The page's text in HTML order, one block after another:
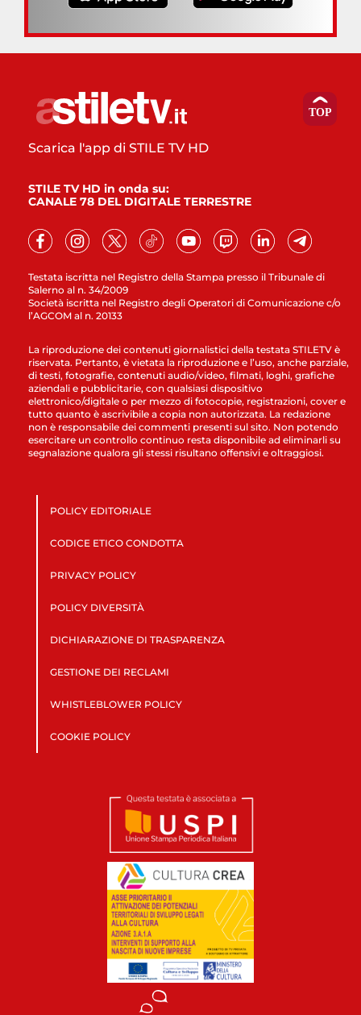
Testata iscritta nel Registro della Stampa presso il Tribunale di
Salerno al n. 34/2009
Società iscritta nel Registro degli Operatori di Comunicazione c/o
l’AGCOM al n. 20133
Scarica l'app di STILE TV HD
STILE TV HD in onda su:
CANALE 78 DEL DIGITALE TERRESTRE
La riproduzione dei contenuti giornalistici della testata STILETV è
riservata. Pertanto, è vietata la riproduzione e l’uso, anche parziale,
di testi, fotografie, contenuti audio/video, filmati, loghi, grafiche
aziendali e pubblicitarie, con qualsiasi dispositivo
elettronico/digitale o per mezzo di fotocopie, registrazioni, cover e
tutto quanto è ascrivibile a copia non autorizzata. La redazione
non è responsabile dei commenti presenti sul sito. Non potendo
esercitare un controllo continuo resta disponibile ad eliminarli su
segnalazione qualora gli stessi risultano offensivi e oltraggiosi.
POLICY EDITORIALE
CODICE ETICO CONDOTTA
PRIVACY POLICY
POLICY DIVERSITÀ
DICHIARAZIONE DI TRASPARENZA
GESTIONE DEI RECLAMI
WHISTLEBLOWER POLICY
COOKIE POLICY